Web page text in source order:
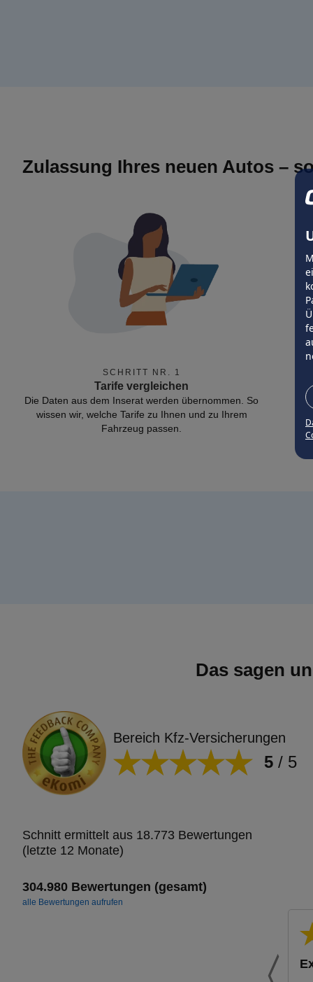
Zulassung Ihres neuen Autos –
SCHRITT NR. 1
Tarife vergleichen
Die Daten aus dem Inserat werden übernommen. So
wissen wir, welche Tarife zu Ihnen und zu Ihrem
Fahrzeug passen.
Das sagen
Bereich Kfz-Versicherungen
5 / 5
Schnitt ermittelt aus 18.773 Bewertungen
(letzte 12 Monate)
304.980 Bewertungen (gesamt)
alle Bewertungen aufrufen